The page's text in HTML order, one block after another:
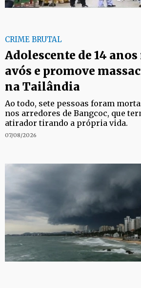
CRIME BRUTAL
Adolescente de 14
avós e promove
na Tailândia
Ao todo, sete pessoas foram
nos arredores de Bangcoc, que
atirador tirando a própria vida.
07/08/2026